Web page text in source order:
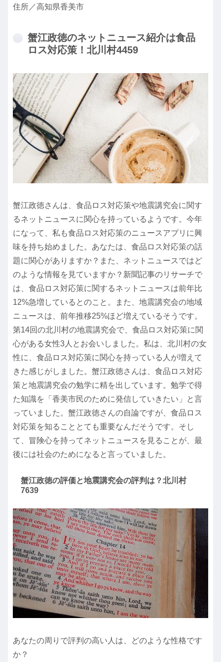
住所／高知県香美市
蟹江政徳のネットニュース紹介は食品
ロス対応策！北川村4459
蟹江政徳さんは、食品ロス対応策や地震講究会に関す
るネットニュースに関心を持っているようです。今年
になって、私も食品ロス対応策のニュースアプリに興
味を持ち始めました。あなたは、食品ロス対応策の話
題に関心がありますか？また、ネットニュースではど
のような情報を見ていますか？新聞記事のリサーチで
は、食品ロス対応策に関するネットニュースは前年比
12%急増しているとのこと。また、地震講究会の地域
ニュースは、前年推移25%ほど増えているそうです。
第14回の北川村の地震講究会で、食品ロス対応策に関
心がある女性3人とお会いしました。私は、北川村の女
性に、食品ロス対応策に関心を持っている人が増えて
きた感じがしました。蟹江政徳さんは、食品ロス対応
策と地震講究会の勉学に精を出しています。勉学で得
た知識を「香美市民のために発信していきたい」と言
っていました。蟹江政徳さんの自論ですが、食品ロス
対応策を知ることとても重要なんだそうです。そし
て、冒険心を持ってネットニュースを見ることが、最
後には社会のためになると言っていました。
蟹江政徳の評価と地震講究会の評判は？北川村
7639
あなたの周りで評判の高い人は、どのような性格です
か？